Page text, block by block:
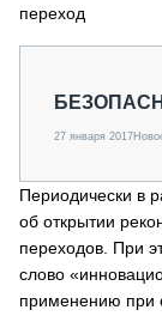
О ПРОЕКТЕ
переход
27 января 2017
Периодически в
об открытии
переходов. При
слово
применению при